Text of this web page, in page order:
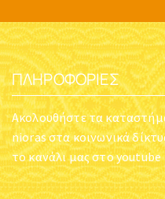
ΠΛΗΡΟΦΟΡΊΕΣ
Ακολουθήστε τα
nioras στα κοινωνικά
το κανάλι μας στο youtube